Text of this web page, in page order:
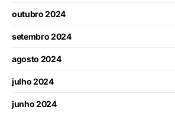
outubro 2024
setembro 2024
agosto 2024
julho 2024
junho 2024